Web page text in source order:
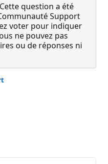
Cette question a été
Support
voter pour indiquer
ne pouvez pas
ou de réponses ni